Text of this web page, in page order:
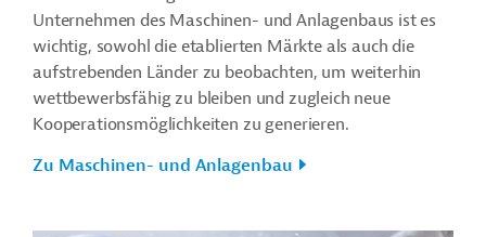
Unternehmen des Maschinen- und Anlagenbaus ist es
wichtig, sowohl die etablierten Märkte als auch die
aufstrebenden Länder zu beobachten, um weiterhin
wettbewerbsfähig zu bleiben und zugleich neue
Kooperationsmöglichkeiten zu generieren.
Zu Maschinen- und Anlagenbau